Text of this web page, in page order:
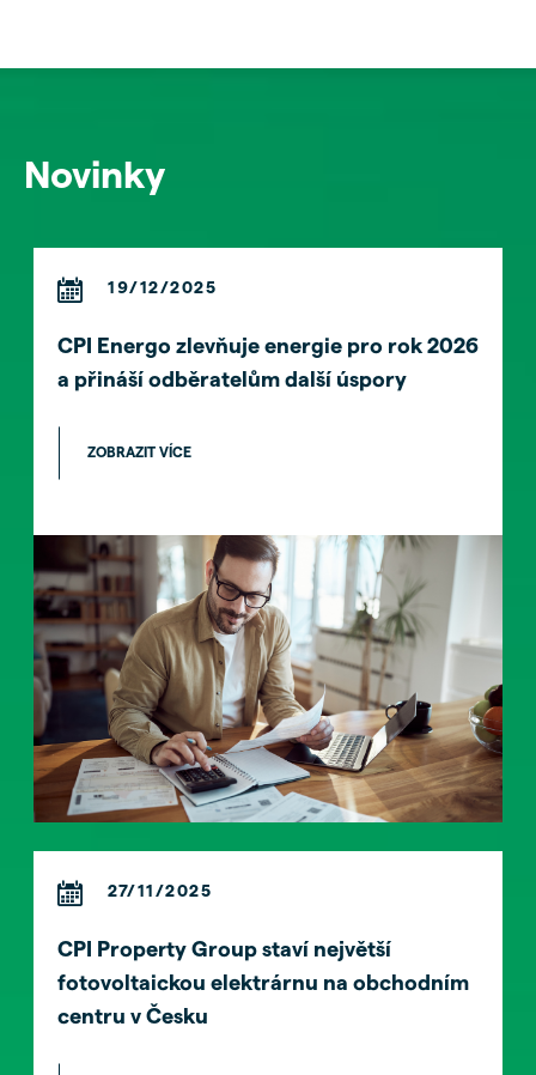
Novinky
19/12/2025
CPI Energo zlevňuje energie pro rok 2026
a přináší odběratelům další úspory
ZOBRAZIT VÍCE
27/11/2025
CPI Property Group staví největší
fotovoltaickou elektrárnu na obchodním
centru v Česku